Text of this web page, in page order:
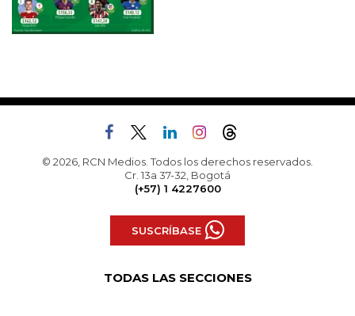
© 2026, RCN Medios. Todos los derechos reservados.
Cr. 13a 37-32, Bogotá
(+57) 1 4227600
SUSCRÍBASE
TODAS LAS SECCIONES